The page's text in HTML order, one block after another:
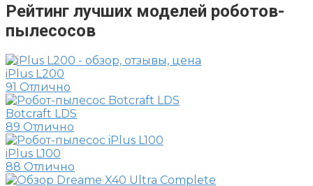
Рейтинг лучших моделей роботов-
пылесосов
iPlus L200
91 Отлично
Botcraft LDS
89 Отлично
iPlus L100
88 Отлично